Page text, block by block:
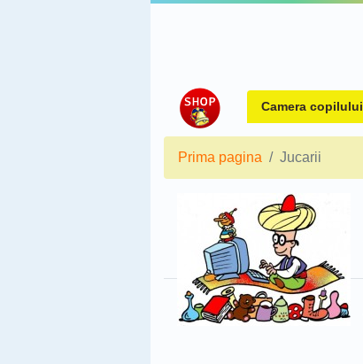
Camera copilului
Prima pagina Jucarii